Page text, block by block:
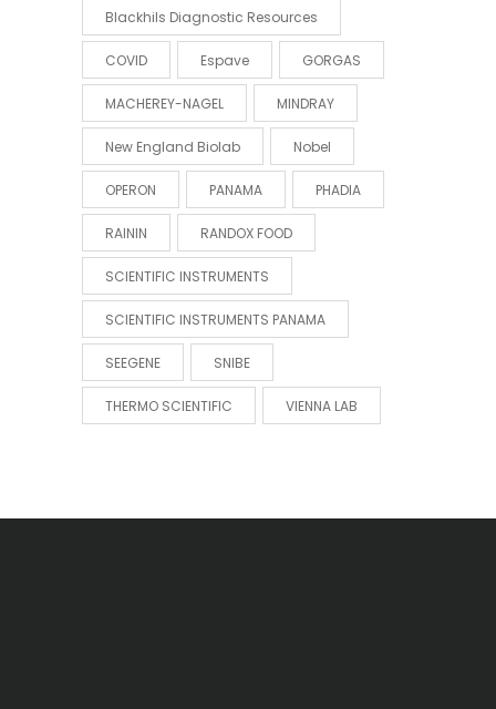
Blackhils Diagnostic Resources
COVID Espave GORGAS
MACHEREY-NAGEL MINDRAY
New England Biolab Nobel
OPERON PANAMA PHADIA
RAININ RANDOX FOOD
SCIENTIFIC INSTRUMENTS
SCIENTIFIC INSTRUMENTS PANAMA
SEEGENE SNIBE
THERMO SCIENTIFIC VIENNA LAB